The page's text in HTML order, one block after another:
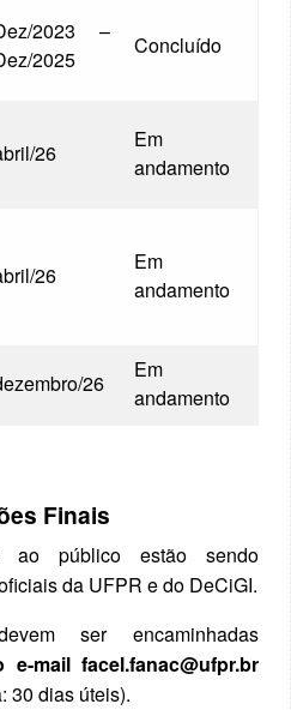
2023 –
2025
Concluído
26
Em
andamento
26
Em
andamento
26
Em
andamento
Finais
ao público estão sendo
da UFPR e do DeCiGI.
ser encaminhadas
e-mail facel.fanac@ufpr.br
30 dias úteis).